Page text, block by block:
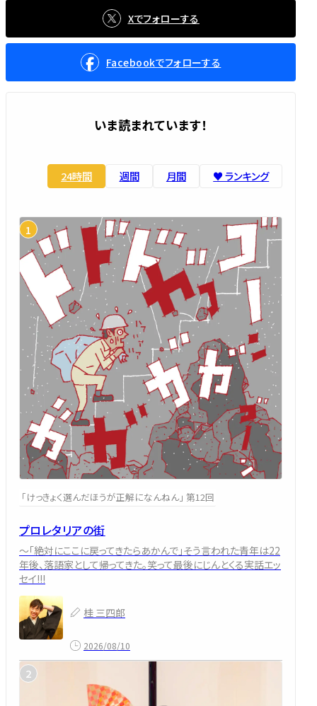
Xでフォローする
Facebookでフォローする
いま読まれています！
24時間 週間 月間 ♥️ ランキング
「けっきょく選んだほうが正解になんねん」 第12回
プロレタリアの街
～「絶対にここに戻ってきたらあかんで」そう言われた青年は22
年後、落語家として帰ってきた。笑って最後にじんとくる実話エッ
セイ!!!
桂 三四郎
2026/08/10